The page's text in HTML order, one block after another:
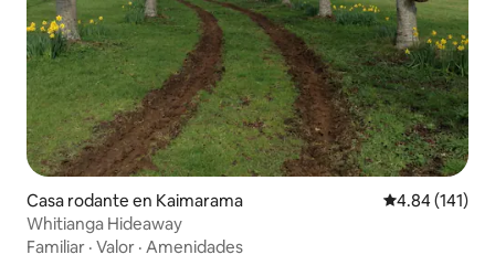
Casa rodante en Kaimarama Calificación
4.84 (141)
Whitianga Hideaway
Familiar · Valor · Amenidades